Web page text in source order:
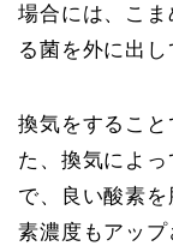
場合には、こ
る菌を外に出し
換気をするこ
た、換気によ
で、良い酸素
素濃度もアップ